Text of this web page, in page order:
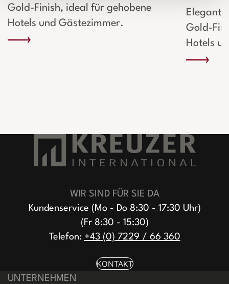
Gold-Finish, ideal für gehobene
Hotels und Gästezimmer.
Gold-
Hotels
WIR SIND FÜR SIE DA
Kundenservice (Mo - Do 8:30 - 17:30 Uhr)
(Fr 8:30 - 15:30)
Telefon: +43 (0) 7229 / 66 360
KONTAKT
UNTERNEHMEN